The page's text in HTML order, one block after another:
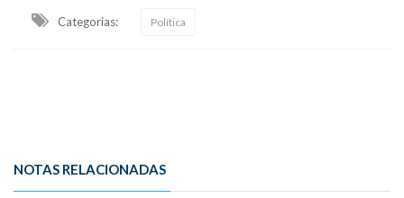
Categorias: Política
NOTAS RELACIONADAS